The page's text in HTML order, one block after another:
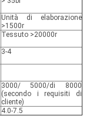
Unità di elaborazione
>1500r
Tessuto >20000r
3-4
3000/ 5000/di 8000
(secondo i requisiti di
cliente)
4.0-7.5